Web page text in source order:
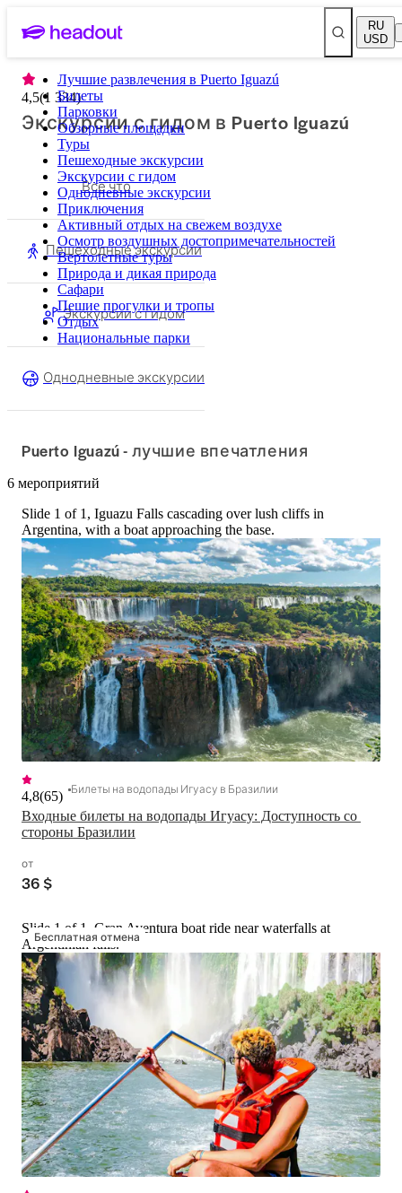
RU
USD
Лучшие развлечения в Puerto Iguazú
Билеты
Парковки
Обзорные площадки
Туры
Пешеходные экскурсии
Экскурсии с гидом
Однодневные экскурсии
Приключения
Активный отдых на свежем воздухе
Осмотр воздушных достопримечательностей
Вертолетные туры
Природа и дикая природа
Сафари
Пешие прогулки и тропы
Отдых
Национальные парки
4,5(1 334)
Экскурсии с гидом в Puerto Iguazú
Все что
Пешеходные экскурсии
Экскурсии с гидом
Однодневные экскурсии
Puerto Iguazú - лучшие впечатления
6 мероприятий
Slide 1 of 1, Iguazu Falls cascading over lush cliffs in
Argentina, with a boat approaching the base.
Входные билеты на водопады Игуасу: Доступность со
стороны Бразилии
4,8(65) Билеты на водопады Игуасу в Бразилии
от
36 $
Бесплатная отмена
Slide 1 of 1, Gran Aventura boat ride near waterfalls at
Argentinian falls.